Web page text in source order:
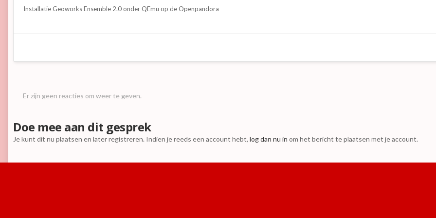
Installatie Geoworks Ensemble 2.0 onder QEmu op de Openpandora
Er zijn geen reacties om weer te geven.
Doe mee aan dit gesprek
Je kunt dit nu plaatsen en later registreren. Indien je reeds een account hebt, log dan nu in om het bericht te plaatsen met je account.